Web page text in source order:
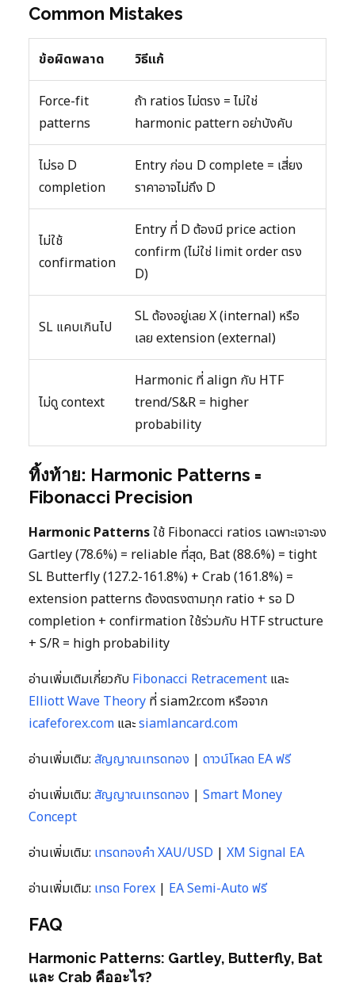
Common Mistakes
ข้อผิดพลาด วิธีแก้
Force-fit
patterns
ถ้า ratios ไม่ตรง = ไม่ใช่
harmonic pattern อย่าบังคับ
ไม่รอ D
completion
Entry ก่อน D complete = เสี่ยง
ราคาอาจไม่ถึง D
ไม่ใช้
confirmation
Entry ที่ D ต้องมี price action
confirm (ไม่ใช่ limit order ตรง
D)
SL แคบเกินไป
SL ต้องอยู่เลย X (internal) หรือ
เลย extension (external)
ไม่ดู context
Harmonic ที่ align กับ HTF
trend/S&R = higher
probability
ทิ้งท้าย: Harmonic Patterns =
Fibonacci Precision
Harmonic Patternsใช้ Fibonacci ratios เฉพาะเจาะจง
Gartley (78.6%) = reliable ที่สุด, Bat (88.6%) = tight
SL Butterfly (127.2-161.8%) + Crab (161.8%) =
extension patterns ต้องตรงตามทุก ratio + รอ D
completion + confirmation ใช้ร่วมกับ HTF structure
+ S/R = high probability
อ่านเพิ่มเติมเกี่ยวกับ Fibonacci Retracement และ
Elliott Wave Theory ที่ siam2r.com หรือจาก
icafeforex.com และsiamlancard.com
อ่านเพิ่มเติม: สัญญาณเทรดทอง | ดาวน์โหลด EA ฟรี
อ่านเพิ่มเติม: สัญญาณเทรดทอง | Smart Money
Concept
อ่านเพิ่มเติม: เทรดทองคำ XAU/USD | XM Signal EA
อ่านเพิ่มเติม: เทรด Forex | EA Semi-Auto ฟรี
FAQ
Harmonic Patterns: Gartley, Butterfly, Bat
และ Crab คืออะไร?